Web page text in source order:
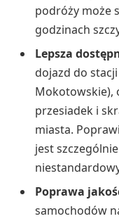
podróży może
godzinach
Lepsza
dojazd do
Mokotowskie),
przesiadek i
miasta.
jest
Poprawa
samochodów